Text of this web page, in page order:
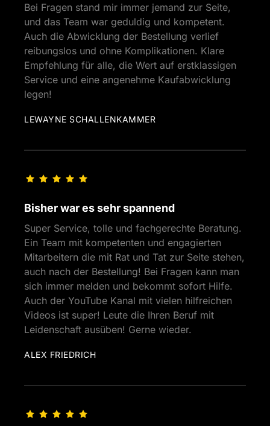
Bei Fragen stand mir immer jemand zur Seite,
und das Team war geduldig und kompetent.
Auch die Abwicklung der Bestellung verlief
reibungslos und ohne Komplikationen. Klare
Empfehlung für alle, die Wert auf erstklassigen
Service und eine angenehme Kaufabwicklung
legen!
LEWAYNE SCHALLENKAMMER
Bisher war es sehr spannend
Super Service, tolle und fachgerechte Beratung.
Ein Team mit kompetenten und engagierten
Mitarbeitern die mit Rat und Tat zur Seite stehen,
auch nach der Bestellung! Bei Fragen kann man
sich immer melden und bekommt sofort Hilfe.
Auch der YouTube Kanal mit vielen hilfreichen
Videos ist super! Leute die Ihren Beruf mit
Leidenschaft ausüben! Gerne wieder.
ALEX FRIEDRICH